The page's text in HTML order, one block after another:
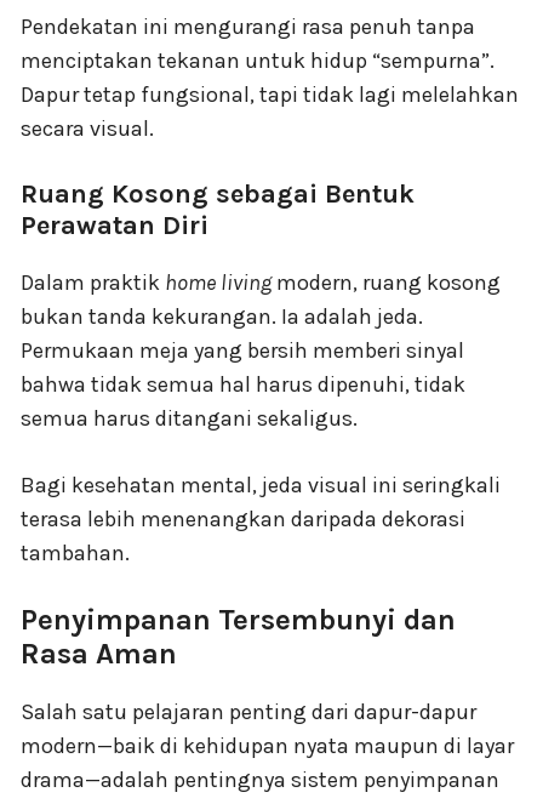
Pendekatan ini mengurangi rasa penuh tanpa
menciptakan tekanan untuk hidup “sempurna”.
Dapur tetap fungsional, tapi tidak lagi melelahkan
secara visual.
Ruang Kosong sebagai Bentuk
Perawatan Diri
Dalam praktik home livingmodern, ruang kosong
bukan tanda kekurangan. Ia adalah jeda.
Permukaan meja yang bersih memberi sinyal
bahwa tidak semua hal harus dipenuhi, tidak
semua harus ditangani sekaligus.
Bagi kesehatan mental, jeda visual ini seringkali
terasa lebih menenangkan daripada dekorasi
tambahan.
Penyimpanan Tersembunyi dan
Rasa Aman
Salah satu pelajaran penting dari dapur-dapur
modern—baik di kehidupan nyata maupun di layar
drama—adalah pentingnya sistem penyimpanan